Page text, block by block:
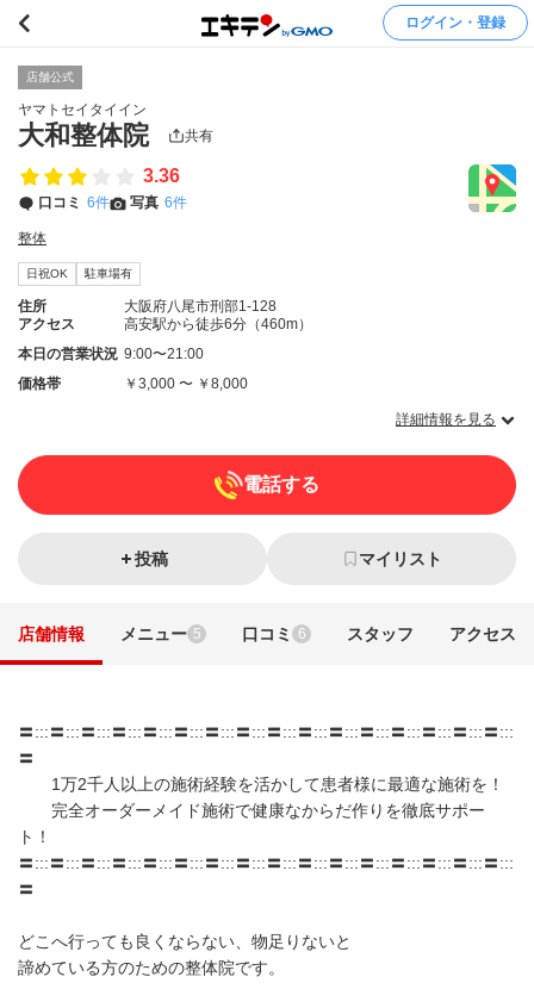
ログイン・登録
店舗公式
ヤマトセイタイイン
大和整体院 共有
3.36
口コミ 6件 写真 6件
整体
日祝OK 駐車場有
住所
大阪府八尾市刑部1-128
アクセス
高安駅から徒歩6分（460m）
本日の営業状況 9:00〜21:00
価格帯
￥3,000 〜 ￥8,000
詳細情報を見る
電話する
投稿 マイリスト
店舗情報 メニュー 5 口コミ 6 スタッフ アクセス
〓:::〓:::〓:::〓:::〓:::〓:::〓:::〓:::〓:::〓:::〓:::〓:::〓:::〓:::〓:::〓:::
〓
1万2千人以上の施術経験を活かして患者様に最適な施術を！
完全オーダーメイド施術で健康なからだ作りを徹底サポー
ト！
〓:::〓:::〓:::〓:::〓:::〓:::〓:::〓:::〓:::〓:::〓:::〓:::〓:::〓:::〓:::〓:::
〓
どこへ行っても良くならない、物足りないと
諦めている方のための整体院です。